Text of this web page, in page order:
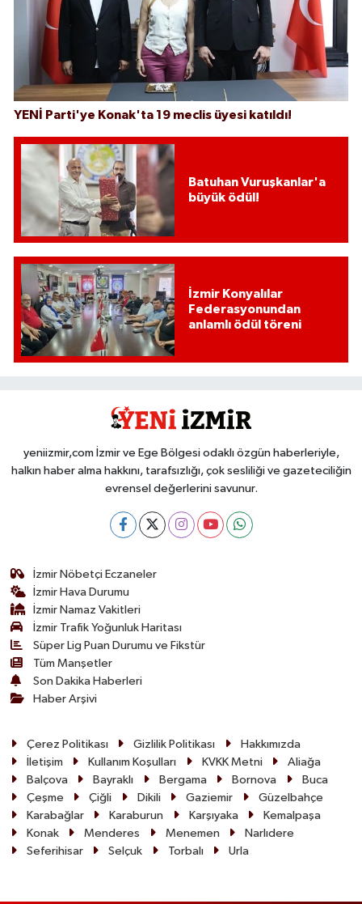
YENİ Parti'ye Konak'ta 19 meclis üyesi katıldı!
Batuhan Vuruşkanlar'a
büyük ödül!
İzmir Konyalılar
Federasyonundan
anlamlı ödül töreni
yeniizmir,com İzmir ve Ege Bölgesi odaklı özgün haberleriyle,
halkın haber alma hakkını, tarafsızlığı, çok sesliliği ve gazeteciliğin
evrensel değerlerini savunur.
İzmir Nöbetçi Eczaneler
İzmir Hava Durumu
İzmir Namaz Vakitleri
İzmir Trafik Yoğunluk Haritası
Süper Lig Puan Durumu ve Fikstür
Tüm Manşetler
Son Dakika Haberleri
Haber Arşivi
Çerez Politikası Gizlilik Politikası
Hakkımızda
İletişim
Kullanım Koşulları KVKK Metni
Aliağa
Balçova
Bayraklı Bergama Bornova
Buca
Çeşme
Çiğli Dikili Gaziemir
Güzelbahçe
Karabağlar
Karaburun Karşıyaka
Kemalpaşa
Konak
Menderes Menemen
Narlıdere
Seferihisar
Selçuk Torbalı Urla